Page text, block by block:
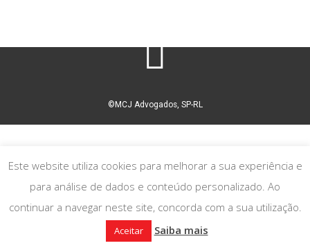
©MCJ Advogados, SP-RL
Este website utiliza cookies para melhorar a sua experiência e
para análise de dados e conteúdo personalizado. Ao
continuar a navegar neste site, concorda com a sua utilização.
Aceitar Saiba mais